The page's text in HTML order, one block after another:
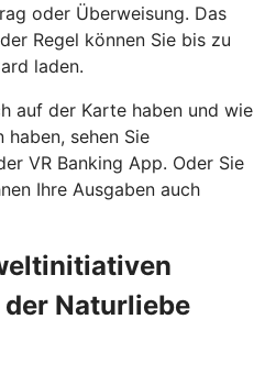
oder Überweisung. Das
Regel können Sie bis zu
laden.
auf der Karte haben und wie
haben, sehen Sie
VR Banking App. Oder Sie
Ihre Ausgaben auch
Naturliebe